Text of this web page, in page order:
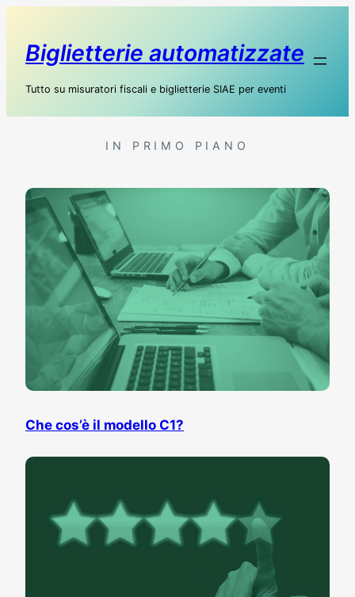
contenuto
Biglietterie automatizzate
Tutto su misuratori fiscali e biglietterie SIAE per eventi
IN PRIMO PIANO
Che cos’è il modello C1?